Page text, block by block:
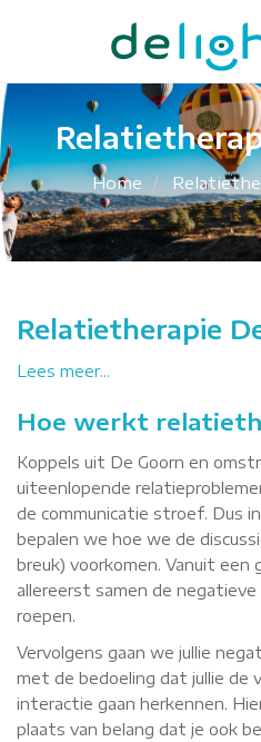
085 130 1482
info@delights.nu
Home
Relatietherapie
Lees meer...
Hoe werkt
Koppels uit De Goorn en
uiteenlopende
de communicatie stroef. Dus
bepalen we hoe we de
breuk) voorkomen. Vanuit een
allereerst samen de
roepen.
Vervolgens gaan we jullie
met de bedoeling dat jullie de
interactie gaan herkennen.
plaats van belang dat je ook